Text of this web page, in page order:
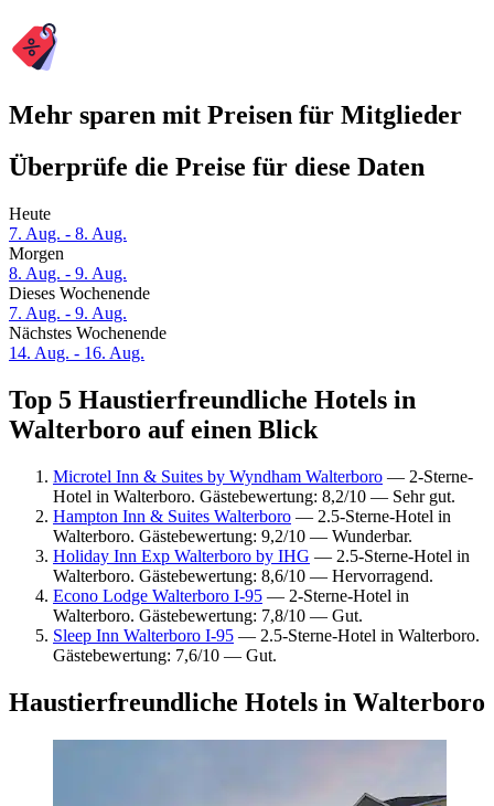
Mehr sparen mit Preisen für Mitglieder
Überprüfe die Preise für diese Daten
Heute
7. Aug. - 8. Aug.
Morgen
8. Aug. - 9. Aug.
Dieses Wochenende
7. Aug. - 9. Aug.
Nächstes Wochenende
14. Aug. - 16. Aug.
Top 5 Haustierfreundliche Hotels in
Walterboro auf einen Blick
Microtel Inn & Suites by Wyndham Walterboro — 2-Sterne-
Hotel in Walterboro. Gästebewertung: 8,2/10 — Sehr gut.
Hampton Inn & Suites Walterboro — 2.5-Sterne-Hotel in
Walterboro. Gästebewertung: 9,2/10 — Wunderbar.
Holiday Inn Exp Walterboro by IHG — 2.5-Sterne-Hotel in
Walterboro. Gästebewertung: 8,6/10 — Hervorragend.
Econo Lodge Walterboro I-95 — 2-Sterne-Hotel in
Walterboro. Gästebewertung: 7,8/10 — Gut.
Sleep Inn Walterboro I-95 — 2.5-Sterne-Hotel in Walterboro.
Gästebewertung: 7,6/10 — Gut.
Haustierfreundliche Hotels in Walterboro